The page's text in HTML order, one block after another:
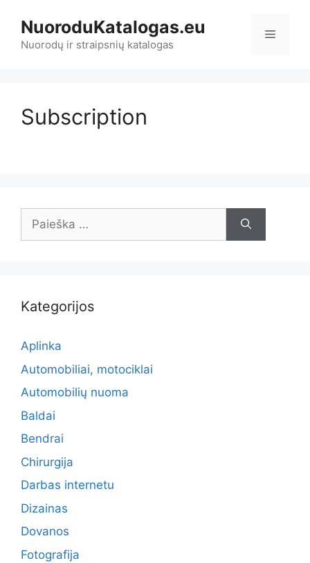
turinio
NuoroduKatalogas.eu
Nuorodų ir straipsnių katalogas
Meniu
Subscription
Ieškoti:
Kategorijos
Aplinka
Automobiliai, motociklai
Automobilių nuoma
Baldai
Bendrai
Chirurgija
Darbas internetu
Dizainas
Dovanos
Fotografija